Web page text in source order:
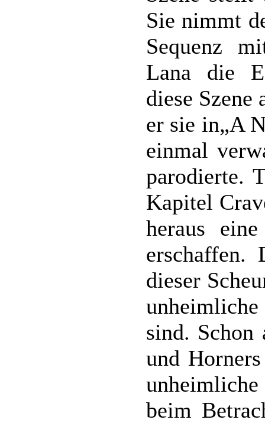
Sie nimmt
Sequenz
Lana die
diese Szene
er sie in„A
einmal
parodierte.
Kapitel
heraus
erschaffen.
dieser
unheimliche
sind. Schon
und
unheimliche
beim